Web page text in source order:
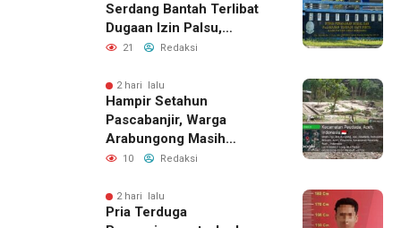
Serdang Bantah Terlibat
Dugaan Izin Palsu,
Tegaskan Proses
Jalur Resmi
21 Redaksi
2 hari lalu
Hampir Setahun
Pascabanjir, Warga
Arabungong Masih
Menunggu Bantuan
10 Redaksi
2 hari lalu
Pria Terduga